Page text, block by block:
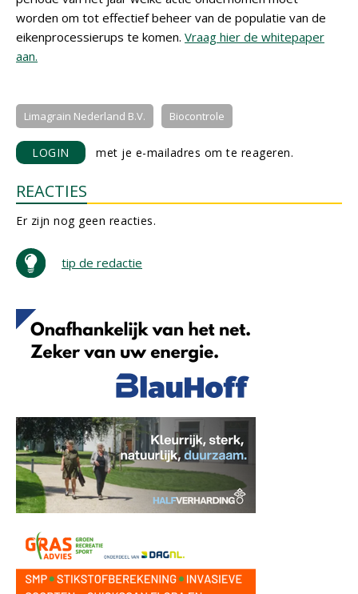
worden om tot effectief beheer van de populatie van de
eikenprocessierups te komen. Vraag hier de whitepaper
aan.
Limagrain Nederland B.V. Biocontrole
LOGIN met je e-mailadres om te reageren.
REACTIES
Er zijn nog geen reacties.
tip de redactie